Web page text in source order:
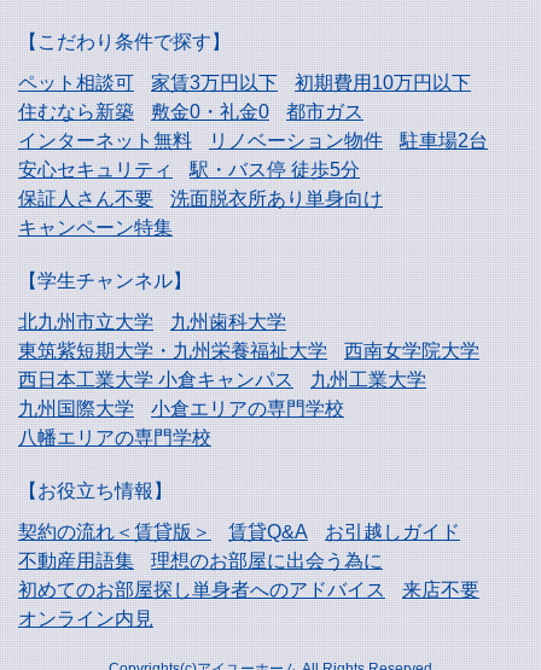
【こだわり条件で探す】
ペット相談可
家賃3万円以下
初期費用10万円以下
住むなら新築
敷金0・礼金0
都市ガス
インターネット無料
リノベーション物件
駐車場2台
安心セキュリティ
駅・バス停 徒歩5分
保証人さん不要
洗面脱衣所あり単身向け
キャンペーン特集
【学生チャンネル】
北九州市立大学
九州歯科大学
東筑紫短期大学・九州栄養福祉大学
西南女学院大学
西日本工業大学小倉キャンパス
九州工業大学
九州国際大学
小倉エリアの専門学校
八幡エリアの専門学校
【お役立ち情報】
契約の流れ＜賃貸版＞
賃貸Q&A
お引越しガイド
不動産用語集
理想のお部屋に出会う為に
初めてのお部屋探し単身者へのアドバイス
来店不要
オンライン内見